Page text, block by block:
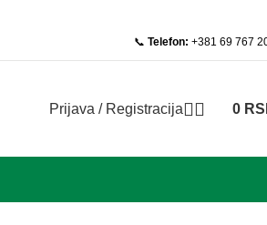
📞 Telefon: +381 69 767
Prijava / Registracija 0